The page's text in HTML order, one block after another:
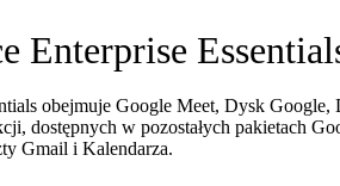
Enterprise
obejmuje Google Meet, Dysk
dostępnych w pozostałych pakietach
Gmail i Kalendarza.